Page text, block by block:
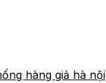
hàng giả hà nội